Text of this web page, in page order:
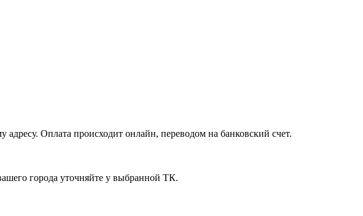
Оплата происходит онлайн, переводом на банковский счет.
города уточняйте у выбранной ТК.